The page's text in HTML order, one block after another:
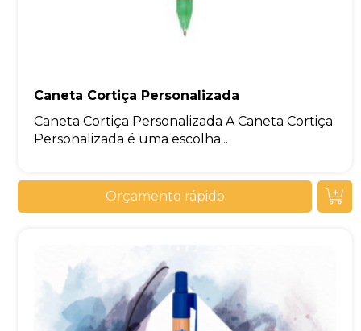
Caneta Cortiça Personalizada
Caneta Cortiça Personalizada A Caneta Cortiça
Personalizada é uma escolha...
Orçamento rápido